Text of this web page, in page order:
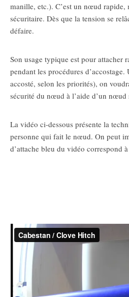
manille, etc.). C’est un nœud rapide,
sécuritaire. Dès que la tension se
défaire.
Son usage typique est pour attacher
pendant les procédures d’accostage.
accosté, selon les priorités), on
sécurité du nœud à l’aide d’un nœud
La vidéo ci-dessous présente la
personne qui fait le nœud. On peut
d’attache bleu du vidéo correspond